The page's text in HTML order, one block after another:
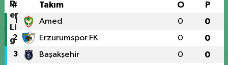
# Takım O P
1 Amed 0 0
2 Erzurumspor FK 0 0
3 Başakşehir 0 0